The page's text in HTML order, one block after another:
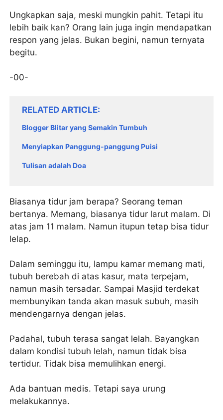
Ungkapkan saja, meski mungkin pahit. Tetapi itu
lebih baik kan? Orang lain juga ingin mendapatkan
respon yang jelas. Bukan begini, namun ternyata
begitu.
-00-
RELATED ARTICLE
Blogger Blitar yang Semakin Tumbuh
Menyiapkan Panggung-panggung Puisi
Tulisan adalah Doa
Biasanya tidur jam berapa? Seorang teman
bertanya. Memang, biasanya tidur larut malam. Di
atas jam 11 malam. Namun itupun tetap bisa tidur
lelap.
Dalam seminggu itu, lampu kamar memang mati,
tubuh berebah di atas kasur, mata terpejam,
namun masih tersadar. Sampai Masjid terdekat
membunyikan tanda akan masuk subuh, masih
mendengarnya dengan jelas.
Padahal, tubuh terasa sangat lelah. Bayangkan
dalam kondisi tubuh lelah, namun tidak bisa
tertidur. Tidak bisa memulihkan energi.
Ada bantuan medis. Tetapi saya urung
melakukannya.